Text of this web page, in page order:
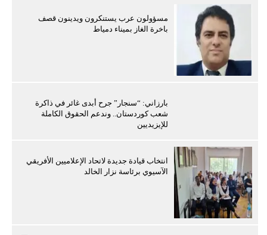
مسؤولون عرب يستنكرون ويدينون قصف
باخرة الغاز بميناء دمياط
بارزاني: “سنجار” جرح أبدى غائر في ذاكرة
شعب كوردستان.. وندعم الحقوق الكاملة
للإيزيديين
انتخاب قيادة جديدة لاتحاد الإعلاميين الأفريقي
الآسيوي برئاسة نزار الخالد